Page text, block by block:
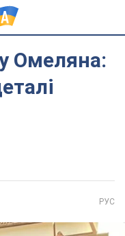
Омеляна:
РУС